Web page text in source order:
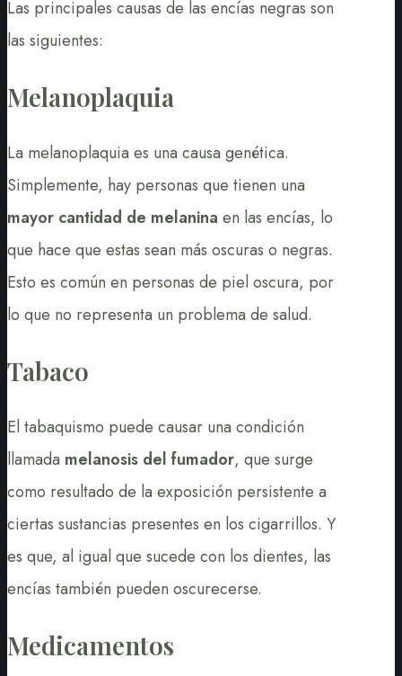
Las principales causas de las encías negras son
las siguientes:
Melanoplaquia
La melanoplaquia es una causa genética.
Simplemente, hay personas que tienen una
mayor cantidad de melanina en las encías, lo
que hace que estas sean más oscuras o negras.
Esto es común en personas de piel oscura, por
lo que no representa un problema de salud.
Tabaco
El tabaquismo puede causar una condición
llamada melanosis del fumador, que surge
como resultado de la exposición persistente a
ciertas sustancias presentes en los cigarrillos. Y
es que, al igual que sucede con los dientes, las
encías también pueden oscurecerse.
Medicamentos